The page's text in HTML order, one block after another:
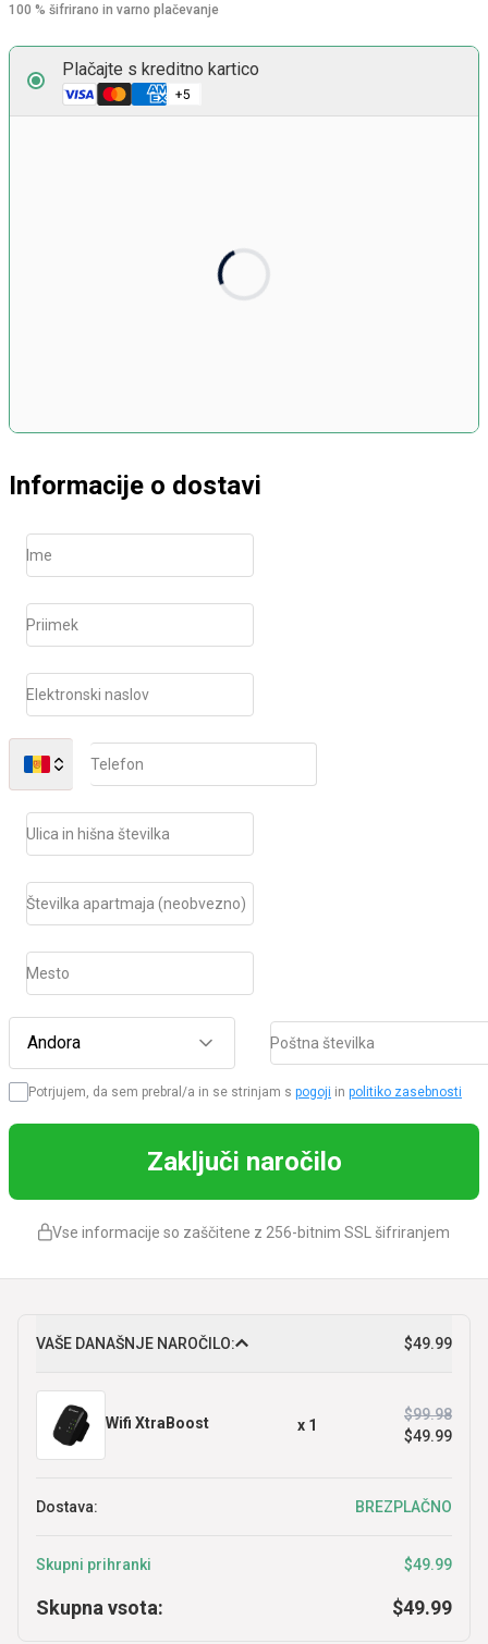
100 % šifrirano in varno plačevanje
Plačajte s kreditno kartico
Informacije o dostavi
Ime
Priimek
Elektronski naslov
Telefon
Ulica in hišna številka
Številka apartmaja (neobvezno)
Mesto
Andora Poštna številka
Potrjujem, da sem prebral/a in se strinjam s pogoji in politiko zasebnosti
Zaključi naročilo
Vse informacije so zaščitene z 256-bitnim SSL šifriranjem
VAŠE DANAŠNJE NAROČILO: $49.99
Wifi XtraBoost x 1
$99.98
$49.99
Dostava: BREZPLAČNO
Skupni prihranki $49.99
Skupna vsota: $49.99